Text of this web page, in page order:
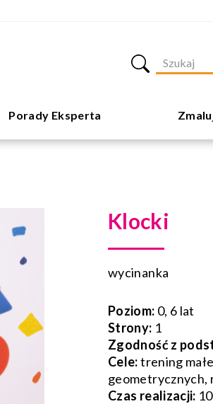
Porady Eksperta
Klocki
wycinanka
Poziom: 0, 6 lat
Strony: 1
Zgodność z
Cele:trening
geometrycznych,
Czas realizacji: